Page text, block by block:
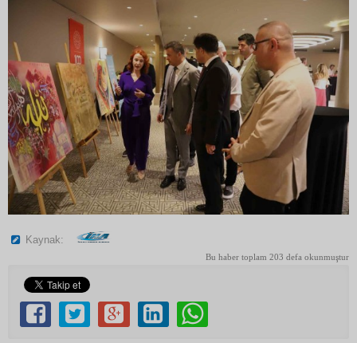
Kaynak:
Bu haber toplam 203 defa okunmuştur